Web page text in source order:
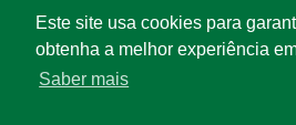
Este site usa cookies para
obtenha a melhor experiência
Saber mais
© 2026 Rede
Início
Sobre